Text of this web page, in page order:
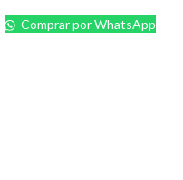
Comprar por WhatsApp